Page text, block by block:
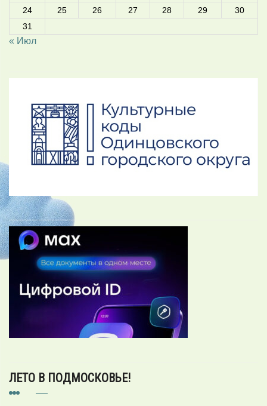
24
25 26 27 28 29
30
31
« Июл
ЛЕТО В ПОДМОСКОВЬЕ!